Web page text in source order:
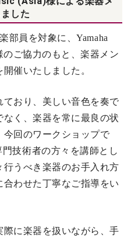
した
部員を対象に、Yamaha
のご協力のもと、楽器メン
催いたしました。
おり、美しい音色を奏で
く、楽器を常に最良の状
回のワークショップで
門技術者の方々を講師とし
うべき楽器のお手入れ方
わせた丁寧なご指導をい
に楽器を扱いながら、手